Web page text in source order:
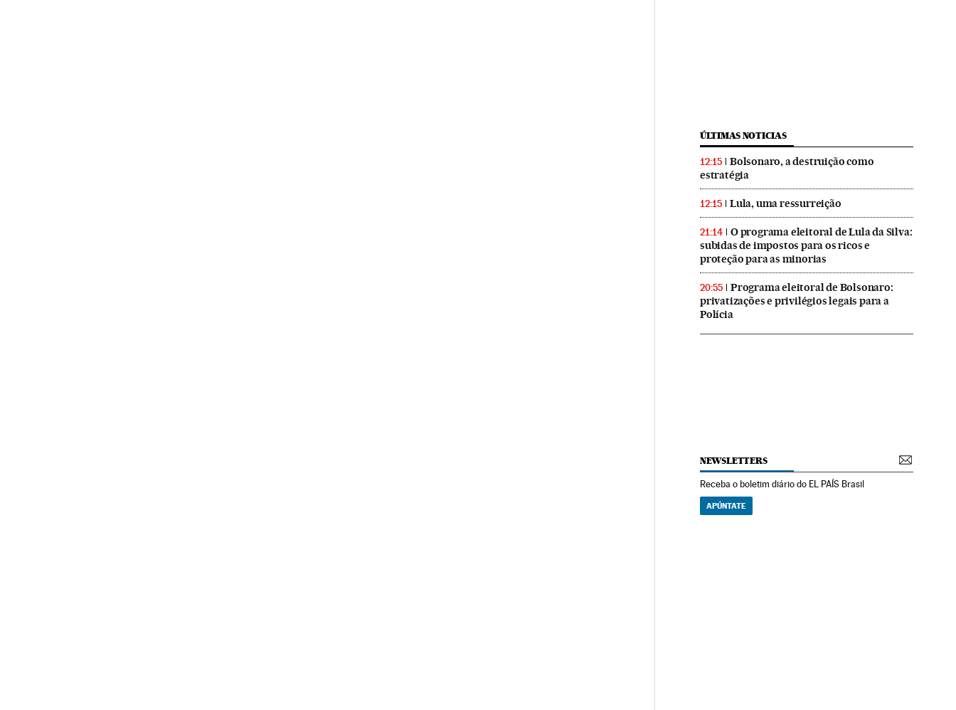
ÚLTIMAS NOTICIAS
12:15
Bolsonaro, a destruição como
estratégia
12:15 Lula, uma ressurreição
21:14
O programa eleitoral de Lula da Silva:
subidas de impostos para os ricos e
proteção para as minorias
20:55
Programa eleitoral de Bolsonaro:
privatizações e privilégios legais para a
Polícia
NEWSLETTERS
Receba o boletim diário do EL PAÍS Brasil
APÚNTATE